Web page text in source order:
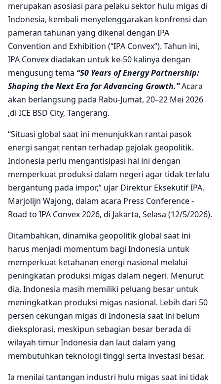
merupakan asosiasi para pelaku sektor hulu migas di
Indonesia, kembali menyelenggarakan konfrensi dan
pameran tahunan yang dikenal dengan IPA
Convention and Exhibition (“IPA Convex”). Tahun ini,
IPA Convex diadakan untuk ke-50 kalinya dengan
mengusung tema “50 Years of Energy Partnership:
Shaping the Next Era for Advancing Growth.”Acara
akan berlangsung pada Rabu-Jumat, 20–22 Mei 2026
,di ICE BSD City, Tangerang.
“Situasi global saat ini menunjukkan rantai pasok
energi sangat rentan terhadap gejolak geopolitik.
Indonesia perlu mengantisipasi hal ini dengan
memperkuat produksi dalam negeri agar tidak terlalu
bergantung pada impor,” ujar Direktur Eksekutif IPA,
Marjolijn Wajong, dalam acara Press Conference -
Road to IPA Convex 2026, di Jakarta, Selasa (12/5/2026).
Ditambahkan, dinamika geopolitik global saat ini
harus menjadi momentum bagi Indonesia untuk
memperkuat ketahanan energi nasional melalui
peningkatan produksi migas dalam negeri. Menurut
dia, Indonesia masih memiliki peluang besar untuk
meningkatkan produksi migas nasional. Lebih dari 50
persen cekungan migas di Indonesia saat ini belum
dieksplorasi, meskipun sebagian besar berada di
wilayah timur Indonesia dan laut dalam yang
membutuhkan teknologi tinggi serta investasi besar.
Ia menilai tantangan industri hulu migas saat ini tidak